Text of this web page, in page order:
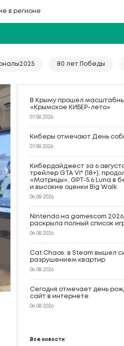
в регионе
80 лет Победы
В Крыму прошел
«Крымское КИБЕР-лето»
07.08.2026
Киберы отмечают День
07.08.2026
Кибердайджест за 6
трейлер GTA VI* (18+),
«Матрицы», GPT-5.6 Luna в
и высокие оценки Big Walk
06.08.2026
Nintendo на gamescom
раскрыла полный список
06.08.2026
Cat Chaos: в Steam вышел
разрушением квартир
06.08.2026
Сегодня отмечает день
сайт в интернете
06.08.2026
Все новости